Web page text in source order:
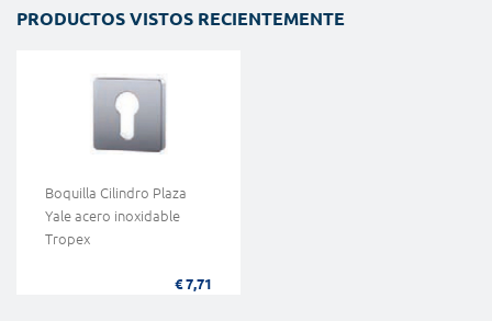
PRODUCTOS VISTOS RECIENTEMENTE
Boquilla Cilindro Plaza
Yale acero inoxidable
Tropex
€ 7,71